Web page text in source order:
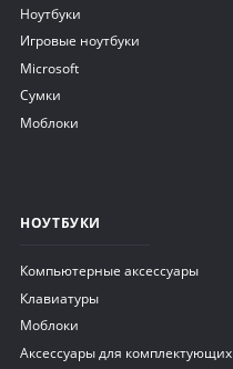
Ноутбуки
Игровые ноутбуки
Microsoft
Сумки
Моблоки
НОУТБУКИ
Компьютерные аксессуары
Клавиатуры
Моблоки
Аксессуары для комплектующих